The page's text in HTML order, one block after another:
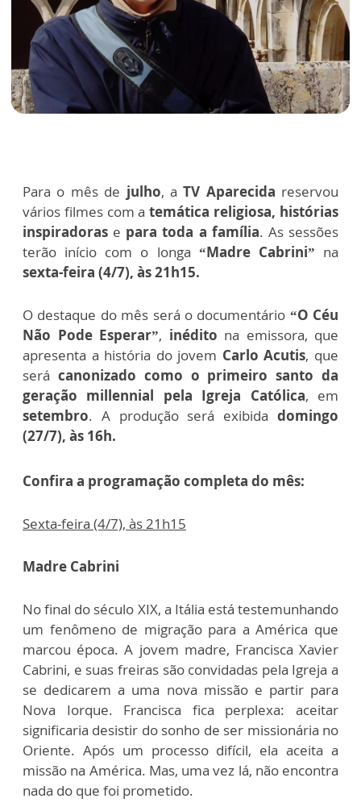
Para o mês de julho, aTV Aparecida reservou
vários filmes com atemática religiosa, histórias
inspiradoras e para toda a família. As sessões
terão início com o longa “Madre Cabrini” na
sexta-feira (4/7), às 21h15.
O destaque do mês será o documentário “O Céu
Não Pode Esperar”, inédito na emissora, que
apresenta a história do jovem Carlo Acutis, que
será canonizado como o primeiro santo da
geração millennial pela Igreja Católica, em
setembro. A produção será exibida domingo
(27/7), às 16h.
Confira a programação completa do mês:
Sexta-feira (4/7), às 21h15
Madre Cabrini
No final do século XIX, a Itália está testemunhando
um fenômeno de migração para a América que
marcou época. A jovem madre, Francisca Xavier
Cabrini, e suas freiras são convidadas pela Igreja a
se dedicarem a uma nova missão e partir para
Nova Iorque. Francisca fica perplexa: aceitar
significaria desistir do sonho de ser missionária no
Oriente. Após um processo difícil, ela aceita a
missão na América. Mas, uma vez lá, não encontra
nada do que foi prometido.